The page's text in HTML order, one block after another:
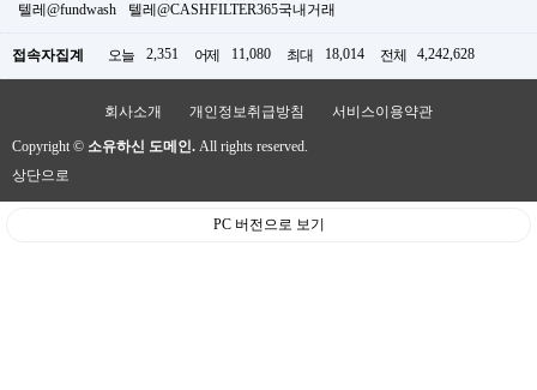
텔레@fundwash 텔레@CASHFILTER365국내거래
접속자집계 오늘 2,351 어제 11,080 최대 18,014 전체 4,242,628
회사소개 개인정보취급방침 서비스이용약관
Copyright © 소유하신 도메인. All rights reserved.
상단으로
PC 버전으로 보기